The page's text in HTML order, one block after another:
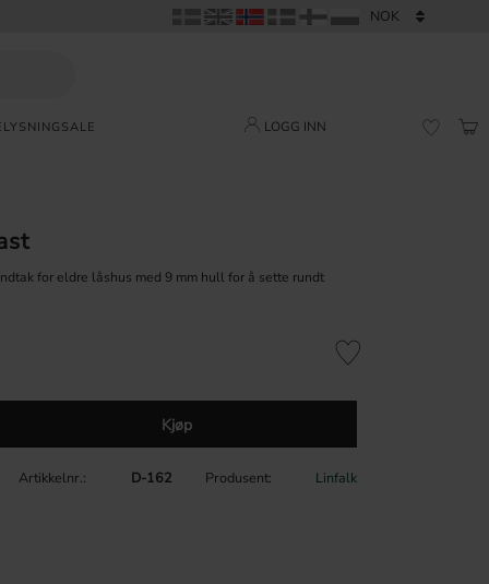
SALE LOGG INN
for eldre låshus med 9 mm hull for å sette rundt
Kjøp
Lagre som favoritt
Artikkelnr. D-162 Produsent Linfalk